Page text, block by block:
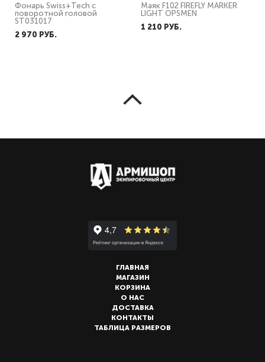
Фонарь Swiss+Tech с
поворотной головой
ST031017
2 970 PУБ.
Маяк F102 FIREFLY MARKER
LIGHT OPSMEN
1 210 PУБ.
ГЛАВНАЯ
МАГАЗИН
КОРЗИНА
О НАС
ДОСТАВКА
КОНТАКТЫ
ТАБЛИЦА РАЗМЕРОВ